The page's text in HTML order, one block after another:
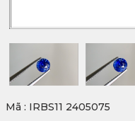
Mã : IRBS11 2405075